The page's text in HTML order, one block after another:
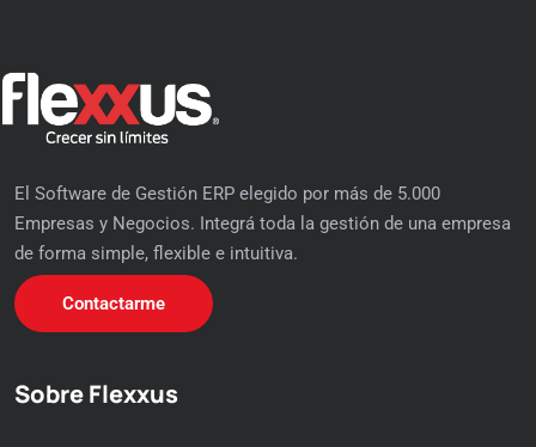
El Software de Gestión ERP elegido por más de 5.000
Empresas y Negocios. Integrá toda la gestión de una empresa
de forma simple, flexible e intuitiva.
Contactarme
Sobre Flexxus